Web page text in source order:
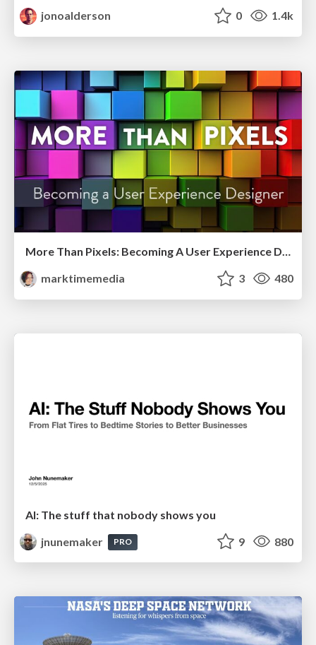
jonoalderson
0 1.4k
More Than Pixels: Becoming A User Experience Designer
marktimemedia
3 480
AI: The stuff that nobody shows you
jnunemaker
PRO 9 880